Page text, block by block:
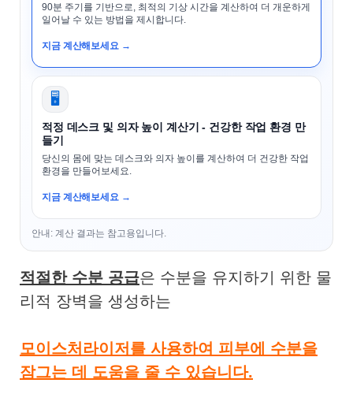
90분 주기를 기반으로, 최적의 기상 시간을 계산하여 더 개운하게
일어날 수 있는 방법을 제시합니다.
지금 계산해보세요 →
🖥️
적정 데스크 및 의자 높이 계산기 - 건강한 작업 환경 만
들기
당신의 몸에 맞는 데스크와 의자 높이를 계산하여 더 건강한 작업
환경을 만들어보세요.
지금 계산해보세요 →
안내: 계산 결과는 참고용입니다.
적절한 수분 공급은 수분을 유지하기 위한 물
리적 장벽을 생성하는
모이스처라이저를 사용하여 피부에 수분을
잠그는 데 도움을 줄 수 있습니다.